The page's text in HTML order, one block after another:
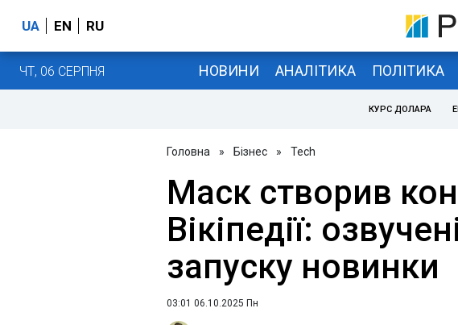
UA EN RU
ЧТ, 06 СЕРПНЯ НОВИНИ АНАЛІТИКА ПОЛІТИКА
КУРС ДОЛАРА
Головна » Бізнес » Tech
Маск створив
Вікіпедії:
запуску новинки
03:01 06.10.2025 Пн